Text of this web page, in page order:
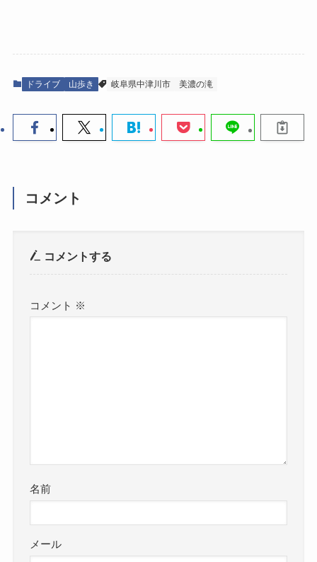
ドライブ 山歩き 岐阜県中津川市 美濃の滝
コメント
コメントする
コメント ※
名前
メール